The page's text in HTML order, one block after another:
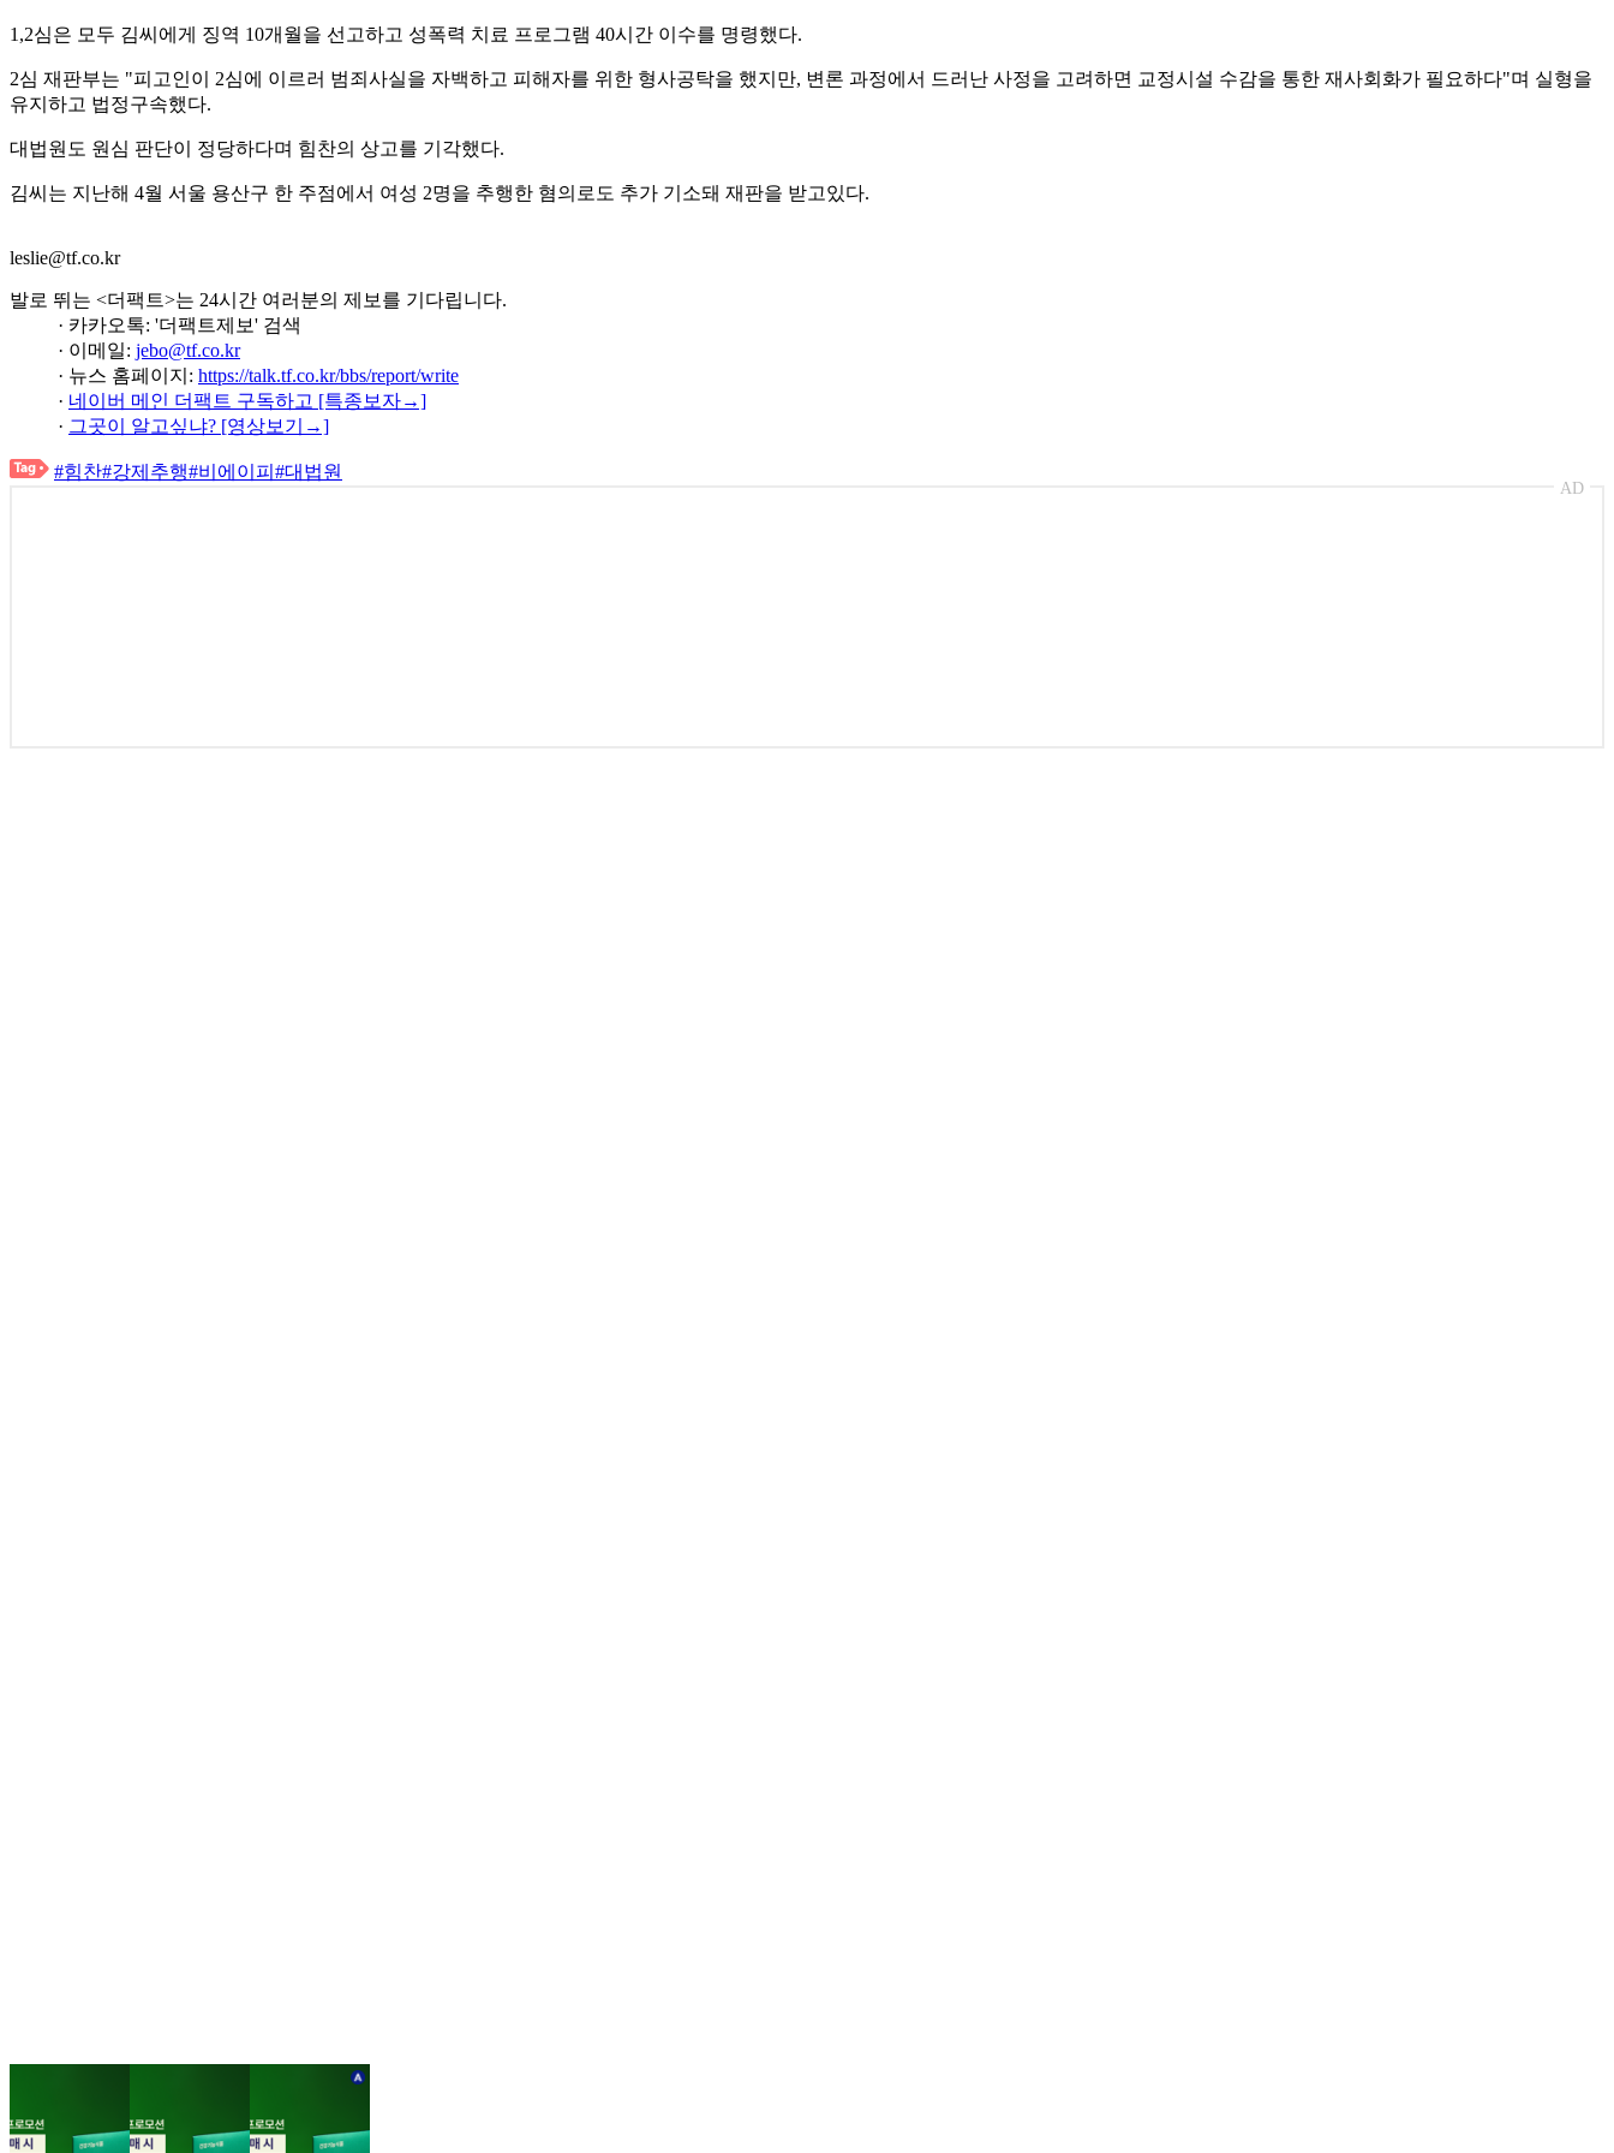
1,2심은 모두 김씨에게 징역 10개월을 선고하고 성폭력 치료 프로그램 40시간 이수를 명령했다.
2심 재판부는 "피고인이 2심에 이르러 범죄사실을 자백하고 피해자를 위한 형사공탁을 했지만, 변론 과정에서 드러난 사정을 고려하면 교정시설 수감을 통한 재사회화가 필요하다"며 실형을
유지하고 법정구속했다.
대법원도 원심 판단이 정당하다며 힘찬의 상고를 기각했다.
김씨는 지난해 4월 서울 용산구 한 주점에서 여성 2명을 추행한 혐의로도 추가 기소돼 재판을 받고있다.
leslie@tf.co.kr
발로 뛰는 <더팩트>는 24시간 여러분의 제보를 기다립니다.
· 카카오톡: '더팩트제보' 검색
· 이메일: jebo@tf.co.kr
· 뉴스 홈페이지: https://talk.tf.co.kr/bbs/report/write
· 네이버 메인 더팩트 구독하고 [특종보자→]
· 그곳이 알고싶냐? [영상보기→]
#힘찬#강제추행#비에이피 #대법원
AD